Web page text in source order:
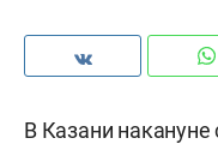
В Казани накануне